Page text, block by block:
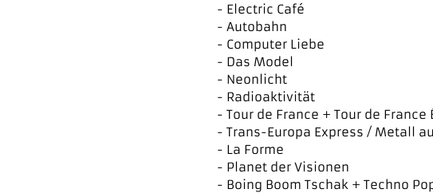
- Electric Café
- Autobahn
- Computer Liebe
- Das Model
- Neonlicht
- Radioaktivität
- Tour de France + Tour de France
- Trans-Europa Express / Metall
- La Forme
- Planet der Visionen
- Boing Boom Tschak + Techno